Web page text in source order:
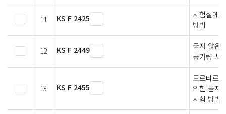
11 KS F 2425
시험실에
방법
12 KS F 2449
굳지 않은
공기량 시
13 KS F 2455
모르타르
의한 굳지
시험 방법